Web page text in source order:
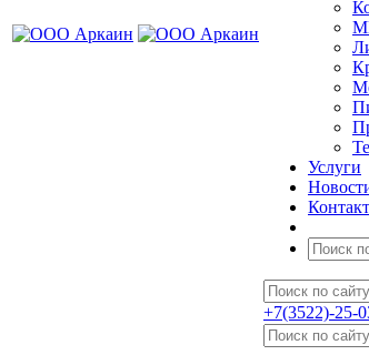
Услуги
+7(3522)-25-